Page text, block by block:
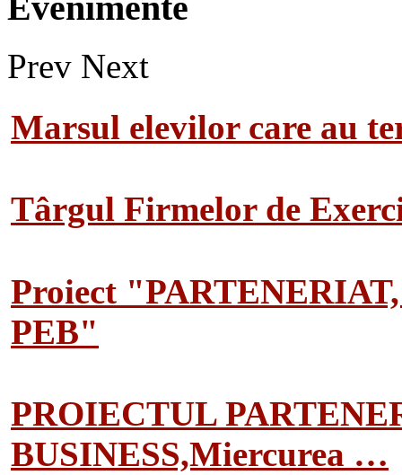
Prev Next
Marsul elevilor care au
Târgul Firmelor de
Proiect
PEB"
PROIECTUL
BUSINESS,Miercurea …